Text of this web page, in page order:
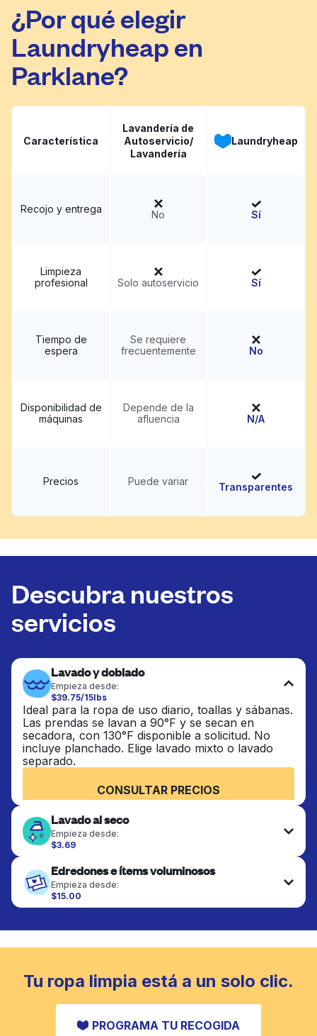
¿Por qué elegir
Laundryheap en
Parklane?
Característica
Lavandería de
Autoservicio/
Lavandería
Laundryheap
Recojo y entrega No Sí
Limpieza
profesional
Solo autoservicio Sí
Tiempo de
espera
Se requiere
frecuentemente
No
Disponibilidad de
máquinas
Depende de la
afluencia
N/A
Precios Puede variar Transparentes
Descubra nuestros
servicios
Lavado y doblado
Empieza desde:
$39.75/15lbs
Ideal para la ropa de uso diario, toallas y sábanas.
Las prendas se lavan a 90°F y se secan en
secadora, con 130°F disponible a solicitud. No
incluye planchado. Elige lavado mixto o lavado
separado.
CONSULTAR PRECIOS
Lavado al seco
Empieza desde:
$3.69
terminan de forma profesional. Adecuado para
trajes, vestidos, abrigos y telas que requieren
cuidado especial para mantener su forma, color y
textura.
Edredones e ítems voluminosos
Empieza desde:
$15.00
Los artículos grandes como edredones, mantas y
completamente. Diseñado para refrescar piezas
más pesadas que no caben en una lavadora
CONSULTAR PRECIOS
Tu ropa limpia está a un solo clic.
PROGRAMA TU RECOGIDA